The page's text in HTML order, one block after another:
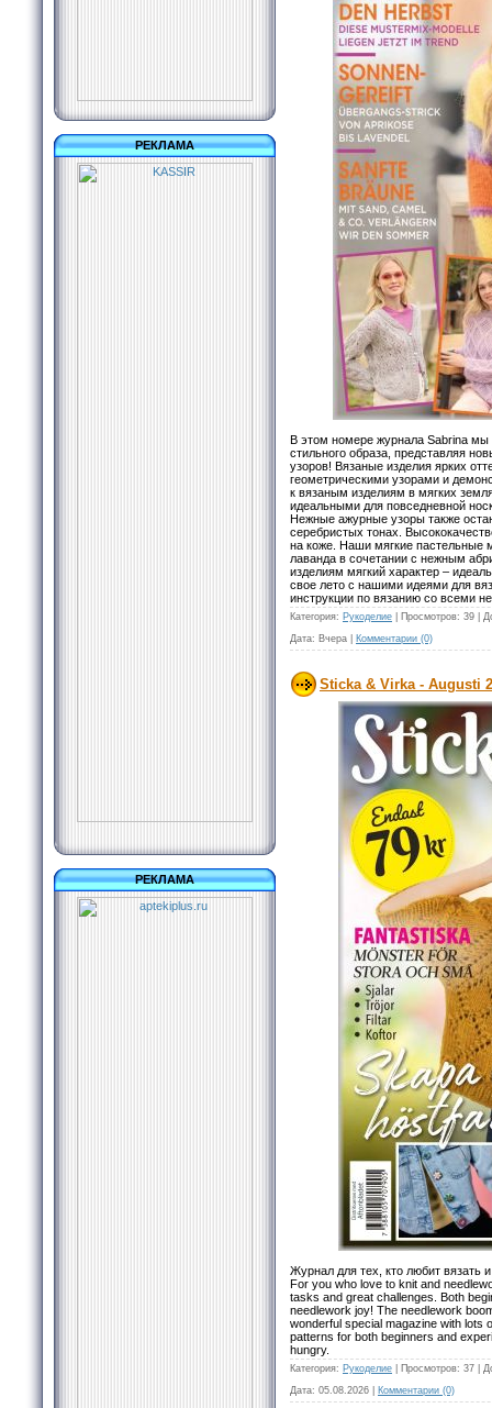
РЕКЛАМА
РЕКЛАМА
В этом номере журнала Sabrina мы
стильного образа, представляя
узоров! Вязаные изделия ярких
геометрическими узорами и
к вязаным изделиям в мягких
идеальными для повседневной
Нежные ажурные узоры также
серебристых тонах.
на коже. Наши мягкие пастельные
лаванда в сочетании с нежным
изделиям мягкий характер –
свое лето с нашими идеями для
инструкции по вязанию со всеми
Категория: Рукоделие Просмотров: 39
Дата: Вчера Комментарии (0)
Sticka & Virka - Augusti
Журнал для тех, кто любит вязать
For you who love to knit and
tasks and great challenges. Both
needlework joy! The needlework
wonderful special magazine with lots
patterns for both beginners and
hungry.
Категория: Рукоделие Просмотров: 37
Дата: 05.08.2026 Комментарии (0)